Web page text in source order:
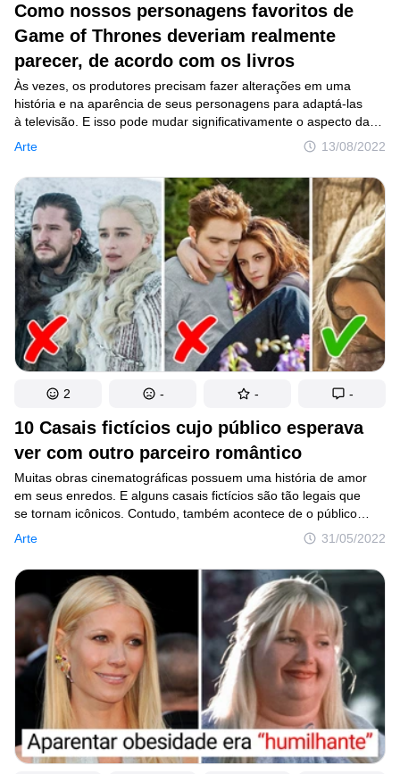
Como nossos personagens favoritos de
Game of Thrones deveriam realmente
parecer, de acordo com os livros
Arte 13/08/2022
Às vezes, os produtores precisam fazer alterações em uma
história e na aparência de seus personagens para adaptá-las
à televisão. E isso pode mudar significativamente o aspecto das
pessoas que aparecem nos livros. Cada personagem de Game
of Thrones tem uma descrição física própria, e a artista Anna
decidiu que seria divertido trazê-los à vida usando a Inteligência
Artificial do Imgur. Resolvemos então comparar as imagens
geradas pela rede neutra com os atores que as interpretaram.
10 Casais fictícios cujo público esperava
ver com outro parceiro romântico
Arte 31/05/2022
Muitas obras cinematográficas possuem uma história de amor
em seus enredos. E alguns casais fictícios são tão legais que
se tornam icônicos. Contudo, também acontece de o público
se simpatizar por um determinado par romântico, mas
os cineastas decidiram por outro. Ou adaptaram a trama
romântica de um livro sem uma “química” entre os personagens
apaixonados.
2 - - -